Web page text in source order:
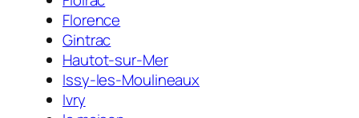
Florence
Gintrac
Hautot-sur-Mer
Issy-les-Moulineaux
Ivry